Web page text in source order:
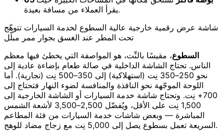
يقرأ العملاء من مسافة بعيدة.
شاشة عرض رقمية خارجية عالية السطوع لخدمة السيارات تتوهّج
تحت المطر عند الغسق بجوار ممر مبلّل
السطوع، مقيسًا بالنِّت، هو المواصفة التي يخطئ فيها معظم
الناس. تحتاج الشاشة الداخلية في صالة طعام بإضاءة عادية إلى
نحو 250–350 نِت (استهلاكية) إلى 350–500 نِت (تجارية). أما
اللوحة الموجّهة نحو النافذة والمنافسة لضوء النهار فتحتاج إلى
700+ نِت. وتحتاج شاشة خدمة السيارات أو الشاشة الخارجية إلى
1,500 نِت على الأقل، ويُفضّل 2,500–3,500 لأشعة الشمس
المباشرة — وبعض شاشات خدمة السيارات من فئة المطاعم
السريعة تعمل بسطوع يصل إلى 5,000 نِت مع زجاج مضاد للوهج.